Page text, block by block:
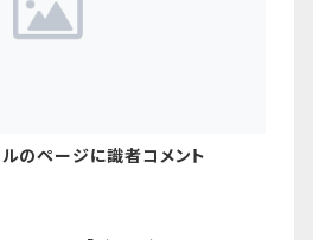
のページに識者コメント